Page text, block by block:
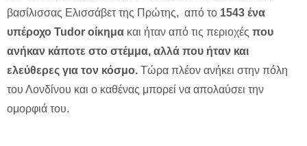
βασίλισσας Ελισσάβετ της Πρώτης, από το 1543 ένα
υπέροχο Tudor οίκημα και ήταν από τις περιοχές που
ανήκαν κάποτε στο στέμμα, αλλά που ήταν και
ελεύθερες για τον κόσμο. Τώρα πλέον ανήκει στην πόλη
του Λονδίνου και ο καθένας μπορεί να απολαύσει την
ομορφιά του.